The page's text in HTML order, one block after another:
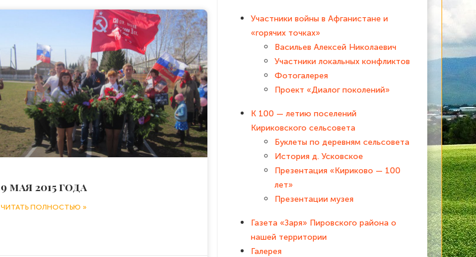
9 мая 2015 года
ЧИТАТЬ ПОЛНОСТЬЮ »
Участники войны в Афганистане и
«горячих точках»
Васильев Алексей Николаевич
Участники локальных конфликтов
Фотогалерея
Проект «Диалог поколений»
К 100 — летию поселений
Кириковского сельсовета
Буклеты по деревням сельсовета
История д. Усковское
Презентация «Кириково — 100
лет»
Презентации музея
Газета «Заря» Пировского района о
нашей территории
Галерея